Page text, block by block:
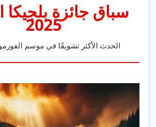
سباق جائزة بلجيكا
2025
الحدث الأكثر تشويقًا في موسم الفورمولا 1